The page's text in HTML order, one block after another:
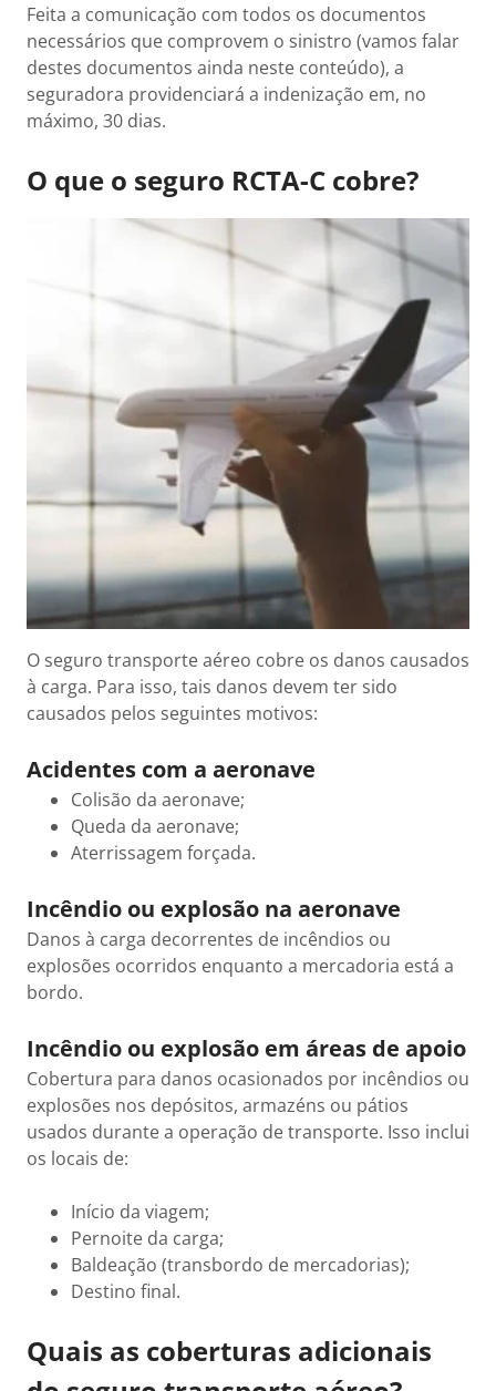
Feita a comunicação com todos os documentos
necessários que comprovem o sinistro (vamos falar
destes documentos ainda neste conteúdo), a
seguradora providenciará a indenização em, no
máximo, 30 dias.
O que o seguro RCTA-C cobre?
O seguro transporte aéreo cobre os danos causados
à carga. Para isso, tais danos devem ter sido
causados pelos seguintes motivos:
Acidentes com a aeronave
Colisão da aeronave;
Queda da aeronave;
Aterrissagem forçada.
Incêndio ou explosão na aeronave
Danos à carga decorrentes de incêndios ou
explosões ocorridos enquanto a mercadoria está a
bordo.
Incêndio ou explosão em áreas de apoio
Cobertura para danos ocasionados por incêndios ou
explosões nos depósitos, armazéns ou pátios
usados durante a operação de transporte. Isso inclui
os locais de:
Início da viagem;
Pernoite da carga;
Baldeação (transbordo de mercadorias);
Destino final.
Quais as coberturas adicionais